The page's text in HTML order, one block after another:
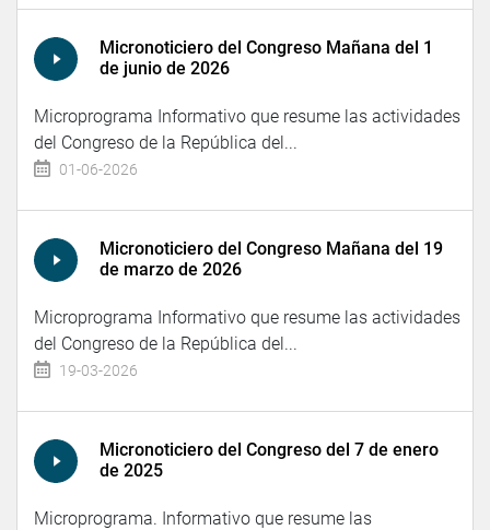
Micronoticiero del Congreso Mañana del 1
de junio de 2026
Microprograma Informativo que resume las actividades
del Congreso de la República del...
01-06-2026
Micronoticiero del Congreso Mañana del 19
de marzo de 2026
Microprograma Informativo que resume las actividades
del Congreso de la República del...
19-03-2026
Micronoticiero del Congreso del 7 de enero
de 2025
Microprograma. Informativo que resume las